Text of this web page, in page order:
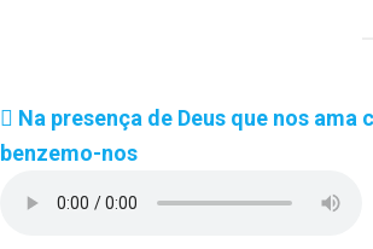
Na presença de Deus que nos
benzemo-nos